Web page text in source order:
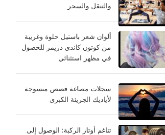
والتنقل والسحر
ألوان شعر باستيل حلوة وغريبة
من كوتون كاندي دريمز للحصول
في مظهر استثنائي
سجلات مصاغة قصص منسوجة
لأياديك الجريئة الكبرى
تناغم أوتار الركبة: الوصول إلى